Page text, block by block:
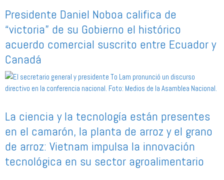
Presidente Daniel Noboa califica de
“victoria” de su Gobierno el histórico
acuerdo comercial suscrito entre Ecuador y
Canadá
La ciencia y la tecnología están presentes
en el camarón, la planta de arroz y el grano
de arroz: Vietnam impulsa la innovación
tecnológica en su sector agroalimentario